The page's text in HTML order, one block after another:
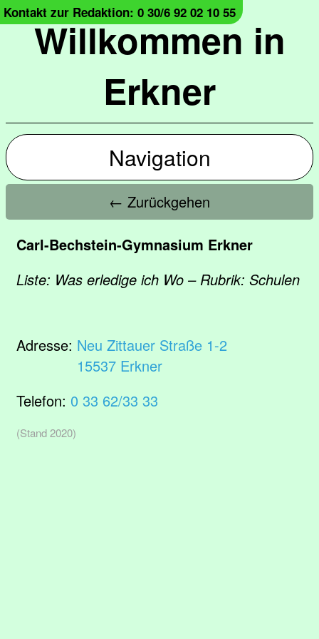
Willkommen in
Erkner
Kontakt zur Redaktion: 0 30/6 92 02 10 55
Navigation
← Zurückgehen
Carl-Bechstein-Gymnasium Erkner
Liste: Was erledige ich Wo – Rubrik: Schulen
Adresse: Neu Zittauer Straße 1-2
15537 Erkner
Telefon: 0 33 62/33 33
(Stand 2020)